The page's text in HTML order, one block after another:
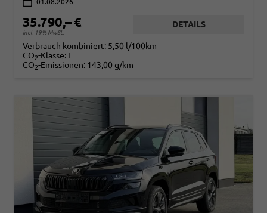
01.08.2026
35.790,– €
incl. 19% MwSt.
DETAILS
Verbrauch kombiniert: 5,50 l/100km
CO2-Klasse: E
CO2-Emissionen: 143,00 g/km